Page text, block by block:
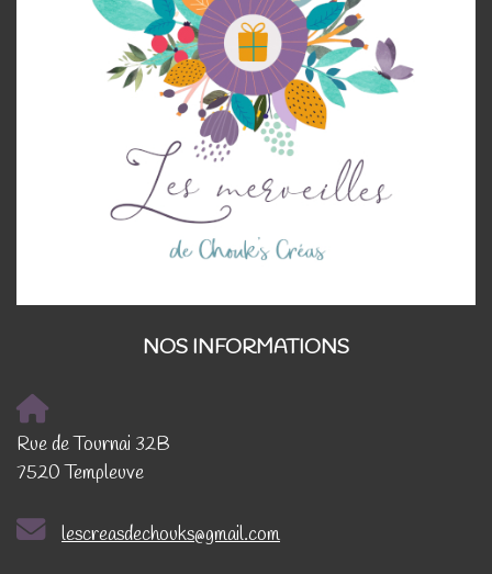
NOS INFORMATIONS
Rue de Tournai 32B
7520 Templeuve
lescreasdechouks@gmail.com